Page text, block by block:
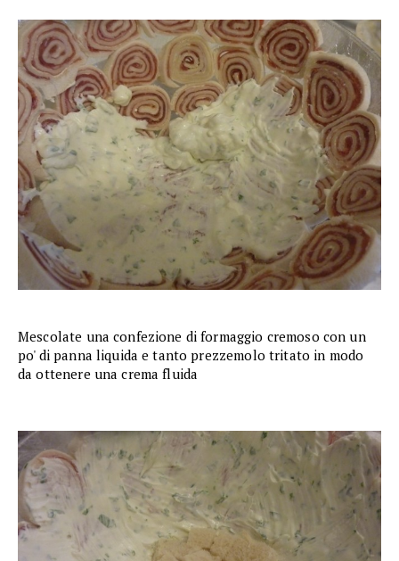
Mescolate una confezione di formaggio cremoso con un
po' di panna liquida e tanto prezzemolo tritato in modo
da ottenere una crema fluida